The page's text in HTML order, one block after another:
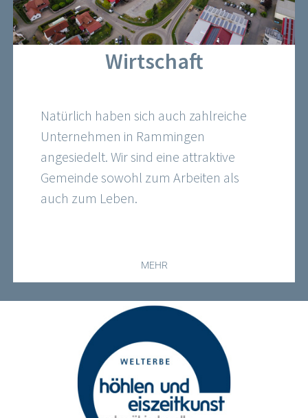
Wirtschaft
Natürlich haben sich auch zahlreiche
Unternehmen in Rammingen
angesiedelt. Wir sind eine attraktive
Gemeinde sowohl zum Arbeiten als
auch zum Leben.
MEHR